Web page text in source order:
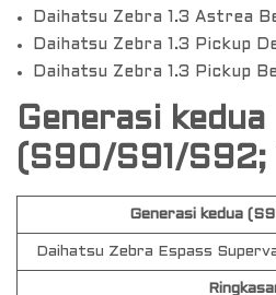
Daihatsu Zebra 1.3 Astrea
Daihatsu Zebra 1.3 Pickup
Daihatsu Zebra 1.3 Pickup
Generasi kedua
(S90/S91/S92;
Generasi kedua
Daihatsu Zebra Espass